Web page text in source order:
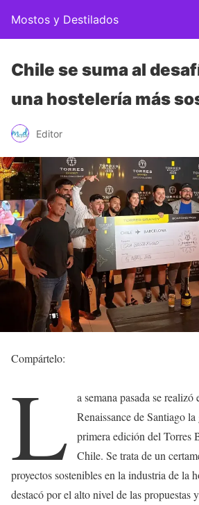
Mostos y Destilados
Chile se suma al
una hostelería más
Editor
Compártelo:
L
a semana pasada se realizó
Renaissance de Santiago
primera edición del Torres
Chile. Se trata de un
proyectos sostenibles en la industria de la
destacó por el alto nivel de las propuestas